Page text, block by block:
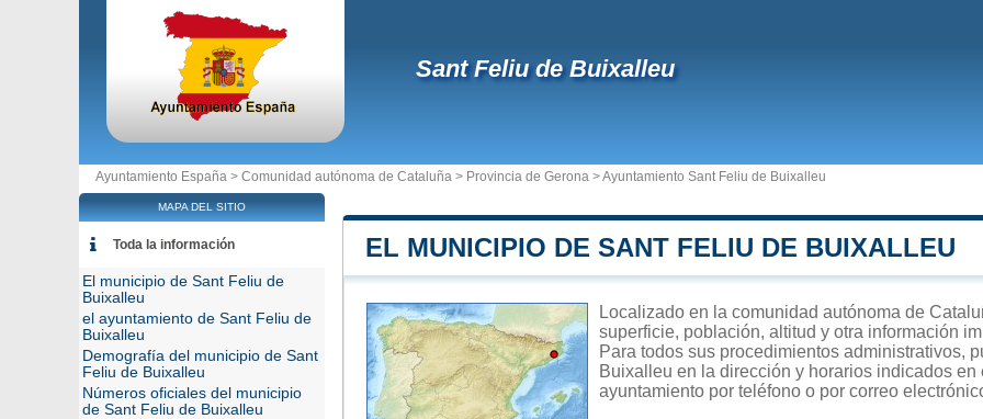
Sant Feliu de Buixalleu
Ayuntamiento España > Comunidad autónoma de Cataluña > Provincia de Gerona >Ayuntamiento Sant Feliu de Buixalleu
EL MUNICIPIO DE SANT FELIU DE BUIXALLEU
Localizado en la comunidad autónoma de
superficie, población, altitud y otra información
Para todos sus procedimientos administrativos,
Buixalleu en la dirección y horarios indicados
ayuntamiento por teléfono o por correo
MAPA DEL SITIO
Toda la información
El municipio de Sant Feliu de
Buixalleu
el ayuntamiento de Sant Feliu de
Buixalleu
Demografía del municipio de Sant
Feliu de Buixalleu
Números oficiales del municipio
de Sant Feliu de Buixalleu